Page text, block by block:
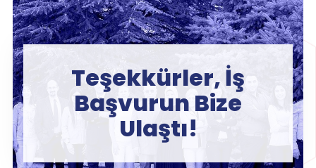
Teşekkürler, İş
Başvurun Bize
Ulaştı!